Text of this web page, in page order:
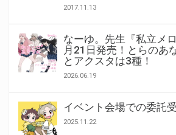
2017.11.13
なーゆ。先生『私立メ
月21日発売！とらのあ
とアクスタは3種！
2026.06.19
イベント会場での委託
2025.11.22